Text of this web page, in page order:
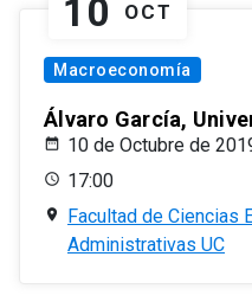
10 OCT
Macroeconomía
Álvaro García,
10 de Octubre de
17:00
Facultad de Ciencias
Administrativas UC